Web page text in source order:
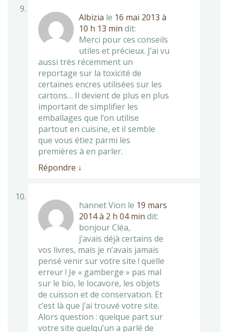
Albizia le 16 mai 2013 à
10 h 13 min dit:
Merci pour ces conseils
utiles et précieux. J’ai vu
aussi très récemment un
reportage sur la toxicité de
certaines encres utilisées sur les
cartons… Il devient de plus en plus
important de simplifier les
emballages que l’on utilise
partout en cuisine, et il semble
que vous étiez parmi les
premières à en parler.
Répondre ↓
hannet Vion le 19 mars
2014 à 2 h 04 min dit:
bonjour Cléa,
j’avais déjà certains de
vos livres, mais je n’avais jamais
pensé venir sur votre site ! quelle
erreur ! Je « gamberge » pas mal
sur le bio, le locavore, les objets
de cuisson et de conservation. Et
c’est là que j’ai trouvé votre site.
Alors question : quelque part sur
votre site quelqu’un a parlé de